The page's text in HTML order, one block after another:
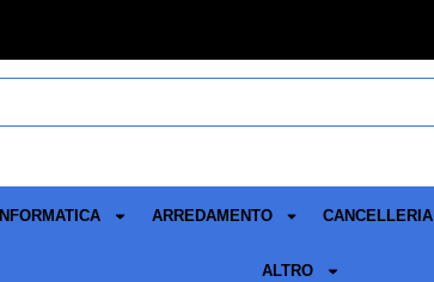
INFORMATICA ARREDAMENTO CANCELLERIA
ALTRO